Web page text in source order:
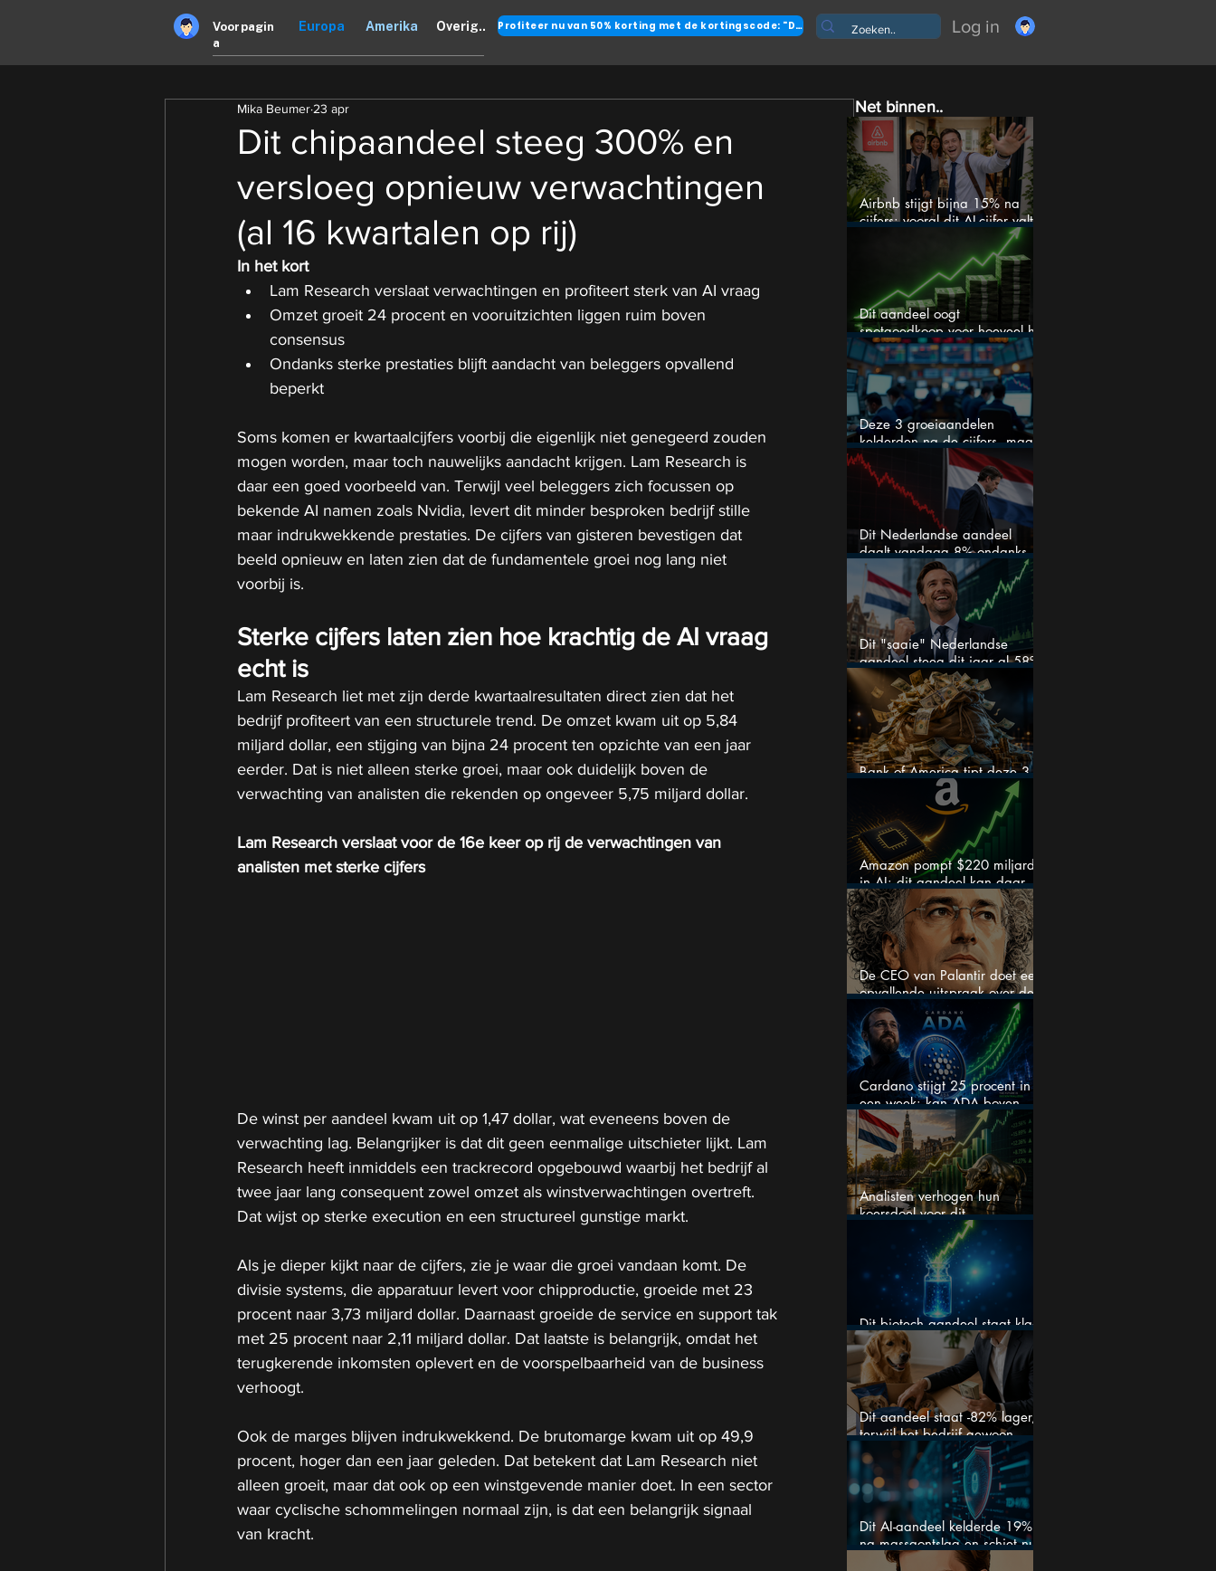
Voorpagin
a
Europa Amerika Overig.. Profiteer nu van 50% korting met de kortingscode: "DANK" Log in
Dit chipaandeel steeg 300% en
versloeg opnieuw verwachtingen
(al 16 kwartalen op rij)
Mika Beumer 23 apr
In het kort
Lam Research verslaat verwachtingen en profiteert sterk van AI vraag
Omzet groeit 24 procent en vooruitzichten liggen ruim boven
consensus
Ondanks sterke prestaties blijft aandacht van beleggers opvallend
beperkt
Soms komen er kwartaalcijfers voorbij die eigenlijk niet genegeerd zouden
mogen worden, maar toch nauwelijks aandacht krijgen. Lam Research is
daar een goed voorbeeld van. Terwijl veel beleggers zich focussen op
bekende AI namen zoals Nvidia, levert dit minder besproken bedrijf stille
maar indrukwekkende prestaties. De cijfers van gisteren bevestigen dat
beeld opnieuw en laten zien dat de fundamentele groei nog lang niet
voorbij is.
Sterke cijfers laten zien hoe krachtig de AI vraag
echt is
Lam Research liet met zijn derde kwartaalresultaten direct zien dat het
bedrijf profiteert van een structurele trend. De omzet kwam uit op 5,84
miljard dollar, een stijging van bijna 24 procent ten opzichte van een jaar
eerder. Dat is niet alleen sterke groei, maar ook duidelijk boven de
verwachting van analisten die rekenden op ongeveer 5,75 miljard dollar.
Lam Research verslaat voor de 16e keer op rij de verwachtingen van
analisten met sterke cijfers
De winst per aandeel kwam uit op 1,47 dollar, wat eveneens boven de
verwachting lag. Belangrijker is dat dit geen eenmalige uitschieter lijkt. Lam
Research heeft inmiddels een trackrecord opgebouwd waarbij het bedrijf al
twee jaar lang consequent zowel omzet als winstverwachtingen overtreft.
Dat wijst op sterke execution en een structureel gunstige markt.
Als je dieper kijkt naar de cijfers, zie je waar die groei vandaan komt. De
divisie systems, die apparatuur levert voor chipproductie, groeide met 23
procent naar 3,73 miljard dollar. Daarnaast groeide de service en support tak
met 25 procent naar 2,11 miljard dollar. Dat laatste is belangrijk, omdat het
terugkerende inkomsten oplevert en de voorspelbaarheid van de business
verhoogt.
Ook de marges blijven indrukwekkend. De brutomarge kwam uit op 49,9
procent, hoger dan een jaar geleden. Dat betekent dat Lam Research niet
alleen groeit, maar dat ook op een winstgevende manier doet. In een sector
waar cyclische schommelingen normaal zijn, is dat een belangrijk signaal
van kracht.
Net binnen..
Airbnb stijgt bijna 15% na
cijfers: vooral dit AI-cijfer valt
Dit aandeel oogt
spotgoedkoop voor hoeveel het
kan stijgen
Deze 3 groeiaandelen
kelderden na de cijfers, maar
één is mijn duidelijke favoriet
Dit Nederlandse aandeel
daalt vandaag 8% ondanks
zeer sterke halfjaarcijfers en
positieve analistenadviezen:
mooie koopkans?
Dit "saaie" Nederlandse
aandeel steeg dit jaar al 58%
en wordt volgens analisten
onderschat
Bank of America tipt deze 3
chipaandelen
Amazon pompt $220 miljard
in AI: dit aandeel kan daar
explosief van profiteren
De CEO van Palantir doet een
opvallende uitspraak over de
beurs
Cardano stijgt 25 procent in
een week: kan ADA boven
$0,20 blijven?
Analisten verhogen hun
koersdoel voor dit
Nederlandse aandeel — maar
is het al te laat om in te
stappen?
Dit biotech aandeel staat klaar
voor een flinke rally
Dit aandeel staat -82% lager,
terwijl het bedrijf gewoon
groeit
Dit AI-aandeel kelderde 19%
na massaontslag en schiet nu
15% omhoog